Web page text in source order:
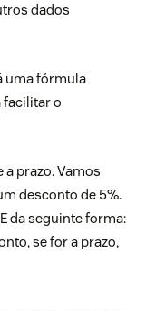
dados
uma fórmula
facilitar o
a prazo. Vamos
desconto de 5%.
da seguinte forma:
se for a prazo,